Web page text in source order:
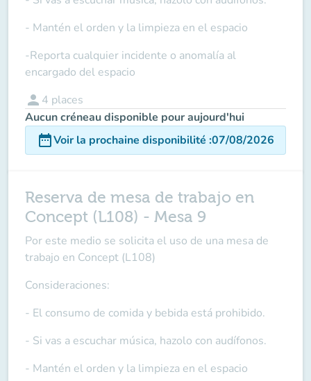
- Mantén el orden y la limpieza en el espacio
-Reporta cualquier incidente o anomalía al
encargado del espacio
person 4 places
Aucun créneau disponible pour aujourd'hui
date_rangeVoir la prochaine disponibilité :07/08/2026
Reserva de mesa de trabajo en
Concept (L108) - Mesa 9
Por este medio se solicita el uso de una mesa de
trabajo en Concept (L108)
Consideraciones:
- El consumo de comida y bebida está prohibido.
- Si vas a escuchar música, hazolo con audífonos.
- Mantén el orden y la limpieza en el espacio